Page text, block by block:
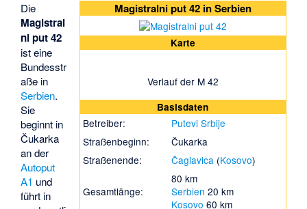
Magistralni put 42 in Serbien
Karte
Verlauf der M 42
Basisdaten
Betreiber:
Putevi Srbije
Straßenbeginn:
Čukarka
Straßenende:
Čaglavica(Kosovo)
Gesamtlänge:
80 km
Serbien 20 km
Kosovo 60 km
Die
Magistral
ni put 42
ist eine
Bundesstr
aße in
Serbien.
Sie
beginnt in
Čukarka
an der
Autoput
A1 und
führt in